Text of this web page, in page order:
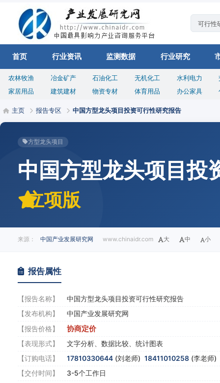
首页 行业资讯 监测数据 行业研究
农林牧渔 冶金矿产 石油化工 无机化工 水利电力
家居用品
建筑建材 物资专材 体育用品 办公家具
主页 报告专区 中国方型龙头项目投资可行性研究报告
方型龙头项目
中国方型龙头项目投
立项版
来源： 中国产业发展研究网 www.chinaidr.com 大 中 小
报告属性
【报告名称】
中国方型龙头项目投资可行性研究报告
【发布机构】
中国产业发展研究网
【报告价格】
协商定价
【表现形式】
文字分析、数据比较、统计图表
【订购电话】
17810330644 (刘老师) 18411010258 (李老师)
【交付时间】
3-5个工作日